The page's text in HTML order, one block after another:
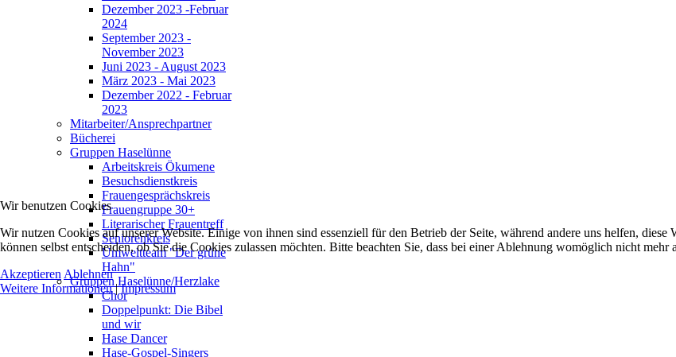
Dezember 2023 -Februar
2024
September 2023 -
November 2023
Juni 2023 - August 2023
März 2023 - Mai 2023
Dezember 2022 - Februar
2023
Mitarbeiter/Ansprechpartner
Bücherei
Gruppen Haselünne
Arbeitskreis Ökumene
Besuchsdienstkreis
Frauengesprächskreis
Frauengruppe 30+
Literarischer Frauentreff
Seniorenkreis
Umweltteam "Der grüne
Hahn"
Gruppen Haselünne/Herzlake
Chor
Doppelpunkt: Die Bibel
und wir
Hase Dancer
Hase-Gospel-Singers
Wir benutzen Cookies
Wir nutzen Cookies auf unserer Website. Einige von ihnen sind essenziell für den Betrieb der Seite, während andere uns helfen,
können selbst entscheiden, ob Sie die Cookies zulassen möchten. Bitte beachten Sie, dass bei einer Ablehnung womöglich nicht
Akzeptieren Ablehnen
Weitere Informationen|Impressum